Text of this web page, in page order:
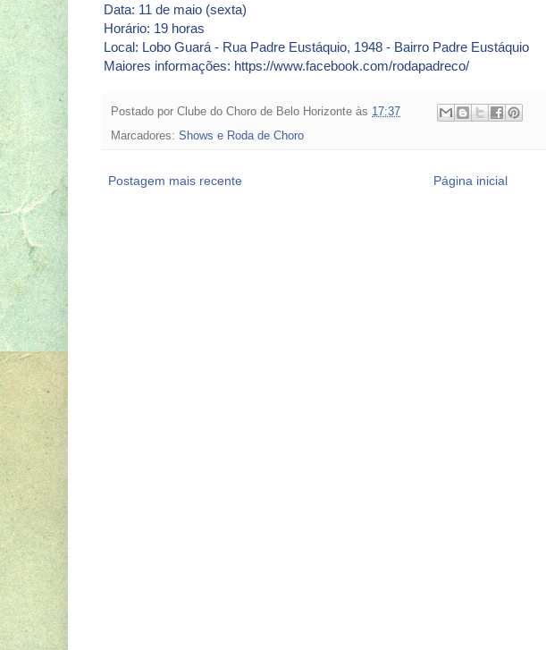
Data: 11 de maio (sexta)
Horário: 19 horas
Local: Lobo Guará - Rua Padre Eustáquio, 1948 - Bairro Padre Eustáquio
Maiores informações: https://www.facebook.com/rodapadreco/
Postado por Clube do Choro de Belo Horizonte às 17:37
Marcadores: Shows e Roda de Choro
Postagem mais recente Página inicial